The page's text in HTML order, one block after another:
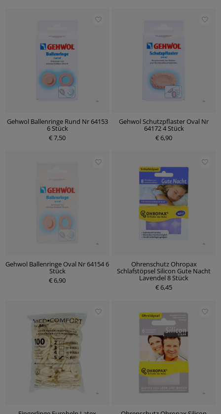
Gehwol Ballenringe Rund Nr 64153
6 Stück
€ 7,50
Gehwol Schutzpflaster Oval Nr
64172 4 Stück
€ 6,90
Gehwol Ballenringe Oval Nr 64154 6
Stück
€ 6,90
Ohrenschutz Ohropax
Schlafstöpsel Silicon Gute Nacht
Lavendel 8 Stück
€ 6,45